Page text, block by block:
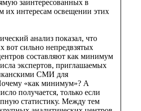
заинтересованных в
их интересам освещении этих
анализ показал, что
вот сильно непредвзятых
составляют как минимум
экспертов, приглашаемых
СМИ для
«как минимум»? А
получается, только если
статистику. Между тем